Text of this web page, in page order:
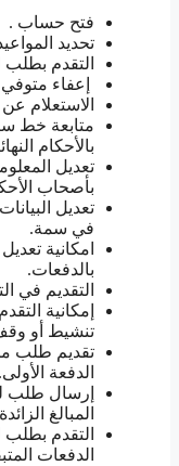
فتح حساب .
تحديد
التقدم
إعفاء
الاستعلام عن
متابعة خط
بالأحكام
تعديل
بأصحاب
تعديل
في سمة.
امكانية
بالدفعات.
التقديم في
إمكانية
تنشيط أو
تقديم طلب
الدفعة الأولى.
إرسال طلب
المبالغ
التقدم
الدفعات